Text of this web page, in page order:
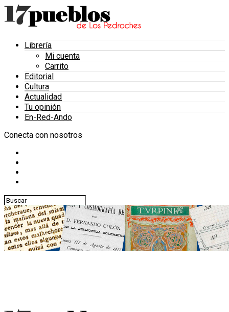
Librería
Mi cuenta
Carrito
Editorial
Cultura
Actualidad
Tu opinión
En-Red-Ando
Conecta con nosotros